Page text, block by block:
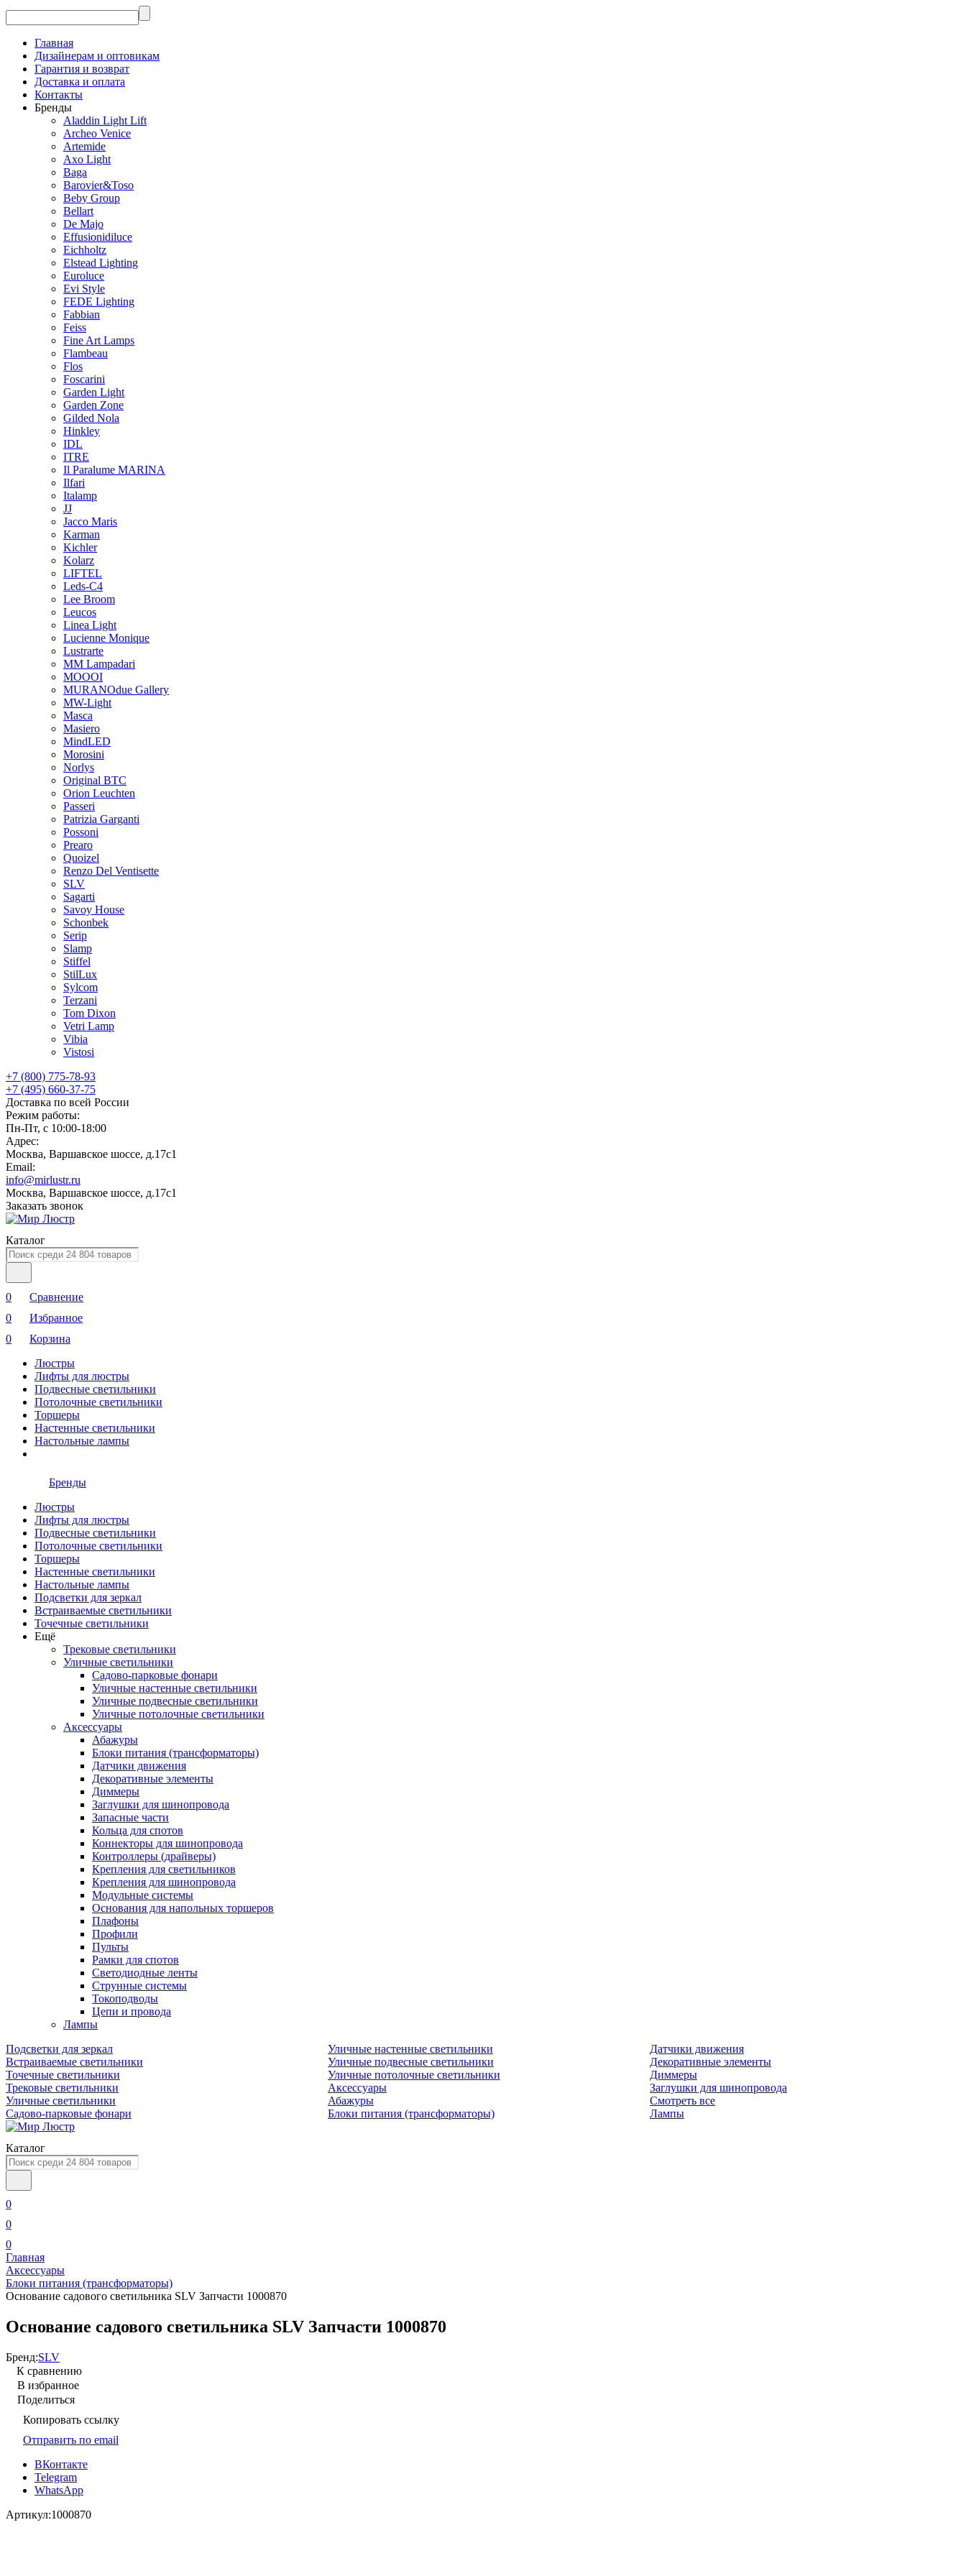
Главная
Дизайнерам и оптовикам
Гарантия и возврат
Доставка и оплата
Контакты
Бренды
Aladdin Light Lift
Archeo Venice
Artemide
Axo Light
Baga
Barovier&Toso
Beby Group
Bellart
De Majo
Effusionidiluce
Eichholtz
Elstead Lighting
Euroluce
Evi Style
FEDE Lighting
Fabbian
Feiss
Fine Art Lamps
Flambeau
Flos
Foscarini
Garden Light
Garden Zone
Gilded Nola
Hinkley
IDL
ITRE
Il Paralume MARINA
Ilfari
Italamp
JJ
Jacco Maris
Karman
Kichler
Kolarz
LIFTEL
Leds-C4
Lee Broom
Leucos
Linea Light
Lucienne Monique
Lustrarte
MM Lampadari
MOOOI
MURANOdue Gallery
MW-Light
Masca
Masiero
MindLED
Morosini
Norlys
Original BTC
Orion Leuchten
Passeri
Patrizia Garganti
Possoni
Prearo
Quoizel
Renzo Del Ventisette
SLV
Sagarti
Savoy House
Schonbek
Serip
Slamp
Stiffel
StilLux
Sylcom
Terzani
Tom Dixon
Vetri Lamp
Vibia
Vistosi
+7 (800) 775-78-93
+7 (495) 660-37-75
Доставка по всей России
Режим работы:
Пн-Пт, с 10:00-18:00
Адрес:
Москва, Варшавское шоссе, д.17c1
Email:
info@mirlustr.ru
Москва, Варшавское шоссе, д.17c1
Заказать звонок
Каталог
0
Сравнение
0
Избранное
0
Корзина
Люстры
Лифты для люстры
Подвесные светильники
Потолочные светильники
Торшеры
Настенные светильники
Настольные лампы
Бренды
Люстры
Лифты для люстры
Подвесные светильники
Потолочные светильники
Торшеры
Настенные светильники
Настольные лампы
Подсветки для зеркал
Встраиваемые светильники
Точечные светильники
Ещё
Трековые светильники
Уличные светильники
Садово-парковые фонари
Уличные настенные светильники
Уличные подвесные светильники
Уличные потолочные светильники
Аксессуары
Абажуры
Блоки питания (трансформаторы)
Датчики движения
Декоративные элементы
Диммеры
Заглушки для шинопровода
Запасные части
Кольца для спотов
Коннекторы для шинопровода
Контроллеры (драйверы)
Крепления для светильников
Крепления для шинопровода
Модульные системы
Основания для напольных торшеров
Плафоны
Профили
Пульты
Рамки для спотов
Светодиодные ленты
Струнные системы
Токоподводы
Цепи и провода
Лампы
Подсветки для зеркал
Встраиваемые светильники
Точечные светильники
Трековые светильники
Уличные светильники
Садово-парковые фонари
Уличные настенные светильники
Уличные подвесные светильники
Уличные потолочные светильники
Аксессуары
Абажуры
Блоки питания (трансформаторы)
Датчики движения
Декоративные элементы
Диммеры
Заглушки для шинопровода
Смотреть все
Лампы
Каталог
0
0
0
Главная
Аксессуары
Блоки питания (трансформаторы)
Основание садового светильника SLV Запчасти 1000870
Основание садового светильника SLV Запчасти 1000870
Бренд:SLV
К сравнению
В избранное
Поделиться
Копировать ссылку
Отправить по email
ВКонтакте
Telegram
WhatsApp
Артикул:1000870